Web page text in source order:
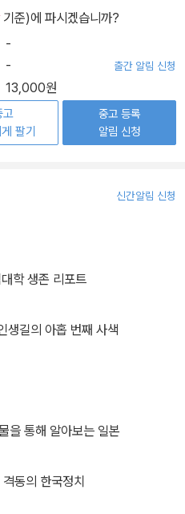
기준)에 파시겠습니까?
-
- 출간 알림 신청
13,000원
고
팔기
중고 등록
알림 신청
신간알림 신청
학 생존 리포트
생길의 아홉 번째 사색
을 통해 알아보는 일본
동의 한국정치